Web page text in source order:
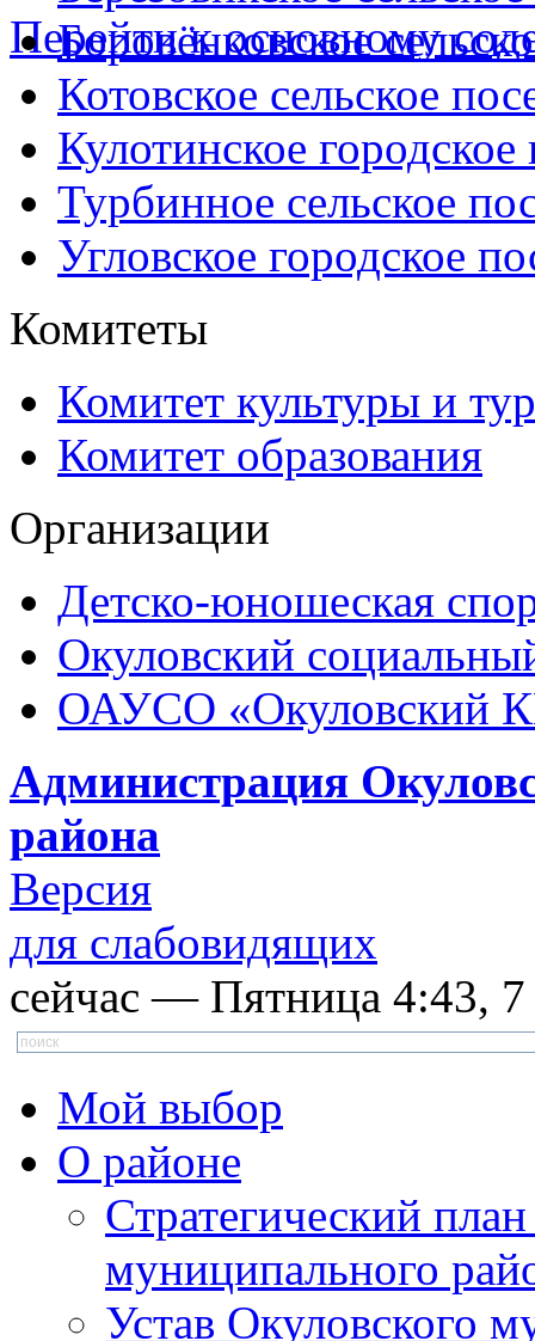
Перейти к основному
Боровёнковское
Котовское сельское
Кулотинское городское
Турбинное сельское
Угловское городское
Комитеты
Комитет культуры и
Комитет образования
Организации
Детско-юношеская
Окуловский
ОАУСО «Окуловский
Администрация
района
Версия
для слабовидящих
сейчас — Пятница 4:43, 7
Мой выбор
О районе
Стратегический
муниципального
Устав Окуловского